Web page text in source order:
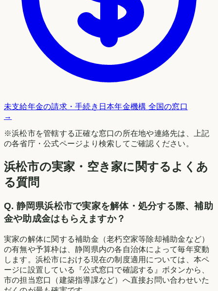
未支給年金の請求・手続き 日本年金機構 全国の窓口
→
※浜松市を管轄する正確な窓口の所在地や連絡先は、上記
の各省庁・公式ページより検索してご確認ください。
浜松市の実家・空き家に関するよくあ
る質問
Q. 静岡県浜松市で実家を解体・処分する際、補助
金や助成金はもらえますか？
実家の解体に関する補助金（老朽空家等除却補助金など）
の有無や予算枠は、静岡県内の各自治体によって毎年変動
します。浜松市における現在の制度適用については、本ペ
ージに設置している『公式窓口で確認する』ボタンから、
市の担当窓口（建築指導課など）へ直接お問い合わせいた